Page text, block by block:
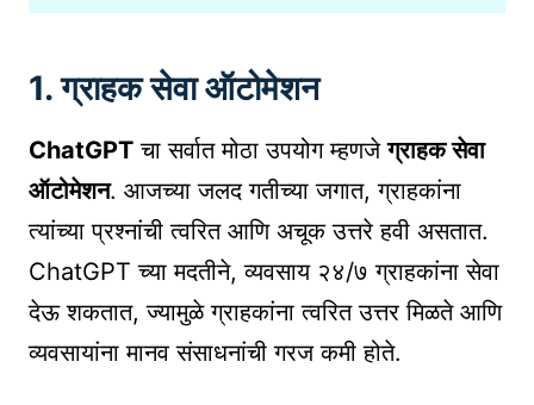
1. ग्राहक सेवा ऑटोमेशन
ChatGPT चा सर्वात मोठा उपयोग म्हणजेग्राहक सेवा
ऑटोमेशन. आजच्या जलद गतीच्या जगात, ग्राहकांना
त्यांच्या प्रश्नांची त्वरित आणि अचूक उत्तरे हवी असतात.
ChatGPT च्या मदतीने, व्यवसाय २४/७ ग्राहकांना सेवा
देऊ शकतात, ज्यामुळे ग्राहकांना त्वरित उत्तर मिळते आणि
व्यवसायांना मानव संसाधनांची गरज कमी होते.